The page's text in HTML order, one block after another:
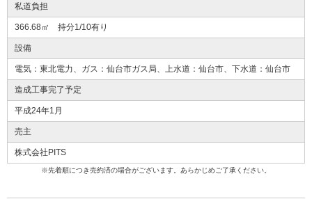
私道負担
366.68㎡ 持分1/10有り
設備
電気：東北電力、ガス：仙台市ガス局、上水道：仙台市、下水道：仙台市
造成工事完了予定
平成24年1月
売主
株式会社PITS
※先着順につき売約済の場合がございます。あらかじめご了承ください。